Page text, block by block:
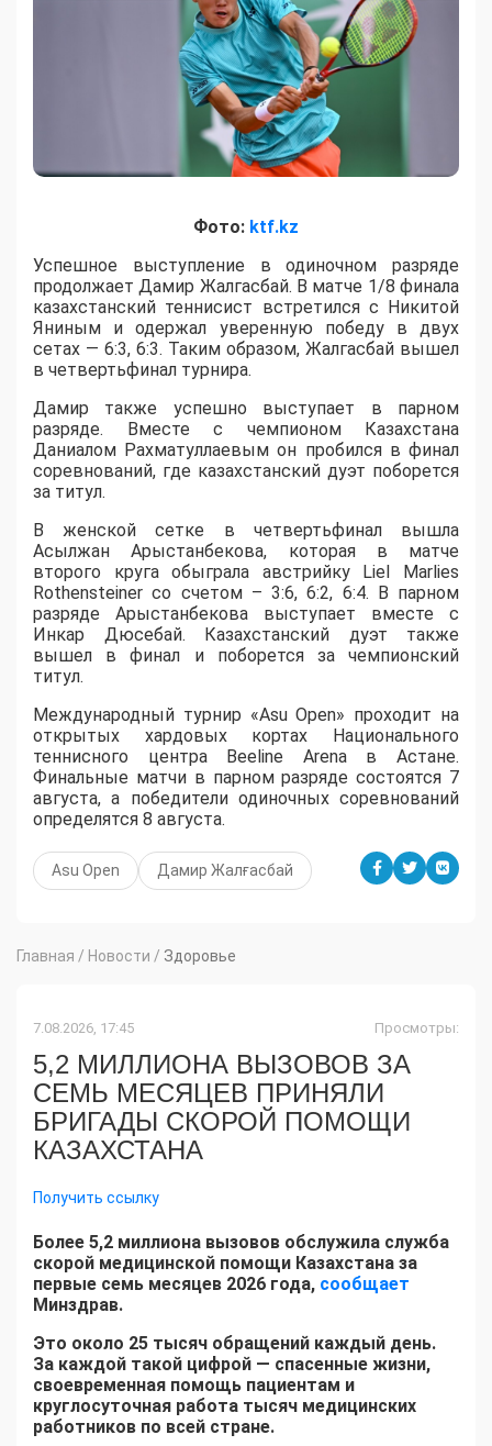
Фото: ktf.kz
Успешное выступление в одиночном разряде
продолжает Дамир Жалгасбай. В матче 1/8 финала
казахстанский теннисист встретился с Никитой
Яниным и одержал уверенную победу в двух
сетах — 6:3, 6:3. Таким образом, Жалгасбай вышел
в четвертьфинал турнира.
Дамир также успешно выступает в парном
разряде. Вместе с чемпионом Казахстана
Даниалом Рахматуллаевым он пробился в финал
соревнований, где казахстанский дуэт поборется
за титул.
В женской сетке в четвертьфинал вышла
Асылжан Арыстанбекова, которая в матче
второго круга обыграла австрийку Liel Marlies
Rothensteiner со счетом – 3:6, 6:2, 6:4. В парном
разряде Арыстанбекова выступает вместе с
Инкар Дюсебай. Казахстанский дуэт также
вышел в финал и поборется за чемпионский
титул.
Международный турнир «Asu Open» проходит на
открытых хардовых кортах Национального
теннисного центра Beeline Arena в Астане.
Финальные матчи в парном разряде состоятся 7
августа, а победители одиночных соревнований
определятся 8 августа.
Asu Open Дамир Жалғасбай
Главная / Новости / Здоровье
7.08.2026, 17:45 Просмотры:
5,2 МИЛЛИОНА ВЫЗОВОВ ЗА
СЕМЬ МЕСЯЦЕВ ПРИНЯЛИ
БРИГАДЫ СКОРОЙ ПОМОЩИ
КАЗАХСТАНА
Получить ссылку
Более 5,2 миллиона вызовов обслужила служба
скорой медицинской помощи Казахстана за
первые семь месяцев 2026 года, сообщает
Минздрав.
Это около 25 тысяч обращений каждый день.
За каждой такой цифрой — спасенные жизни,
своевременная помощь пациентам и
круглосуточная работа тысяч медицинских
работников по всей стране.